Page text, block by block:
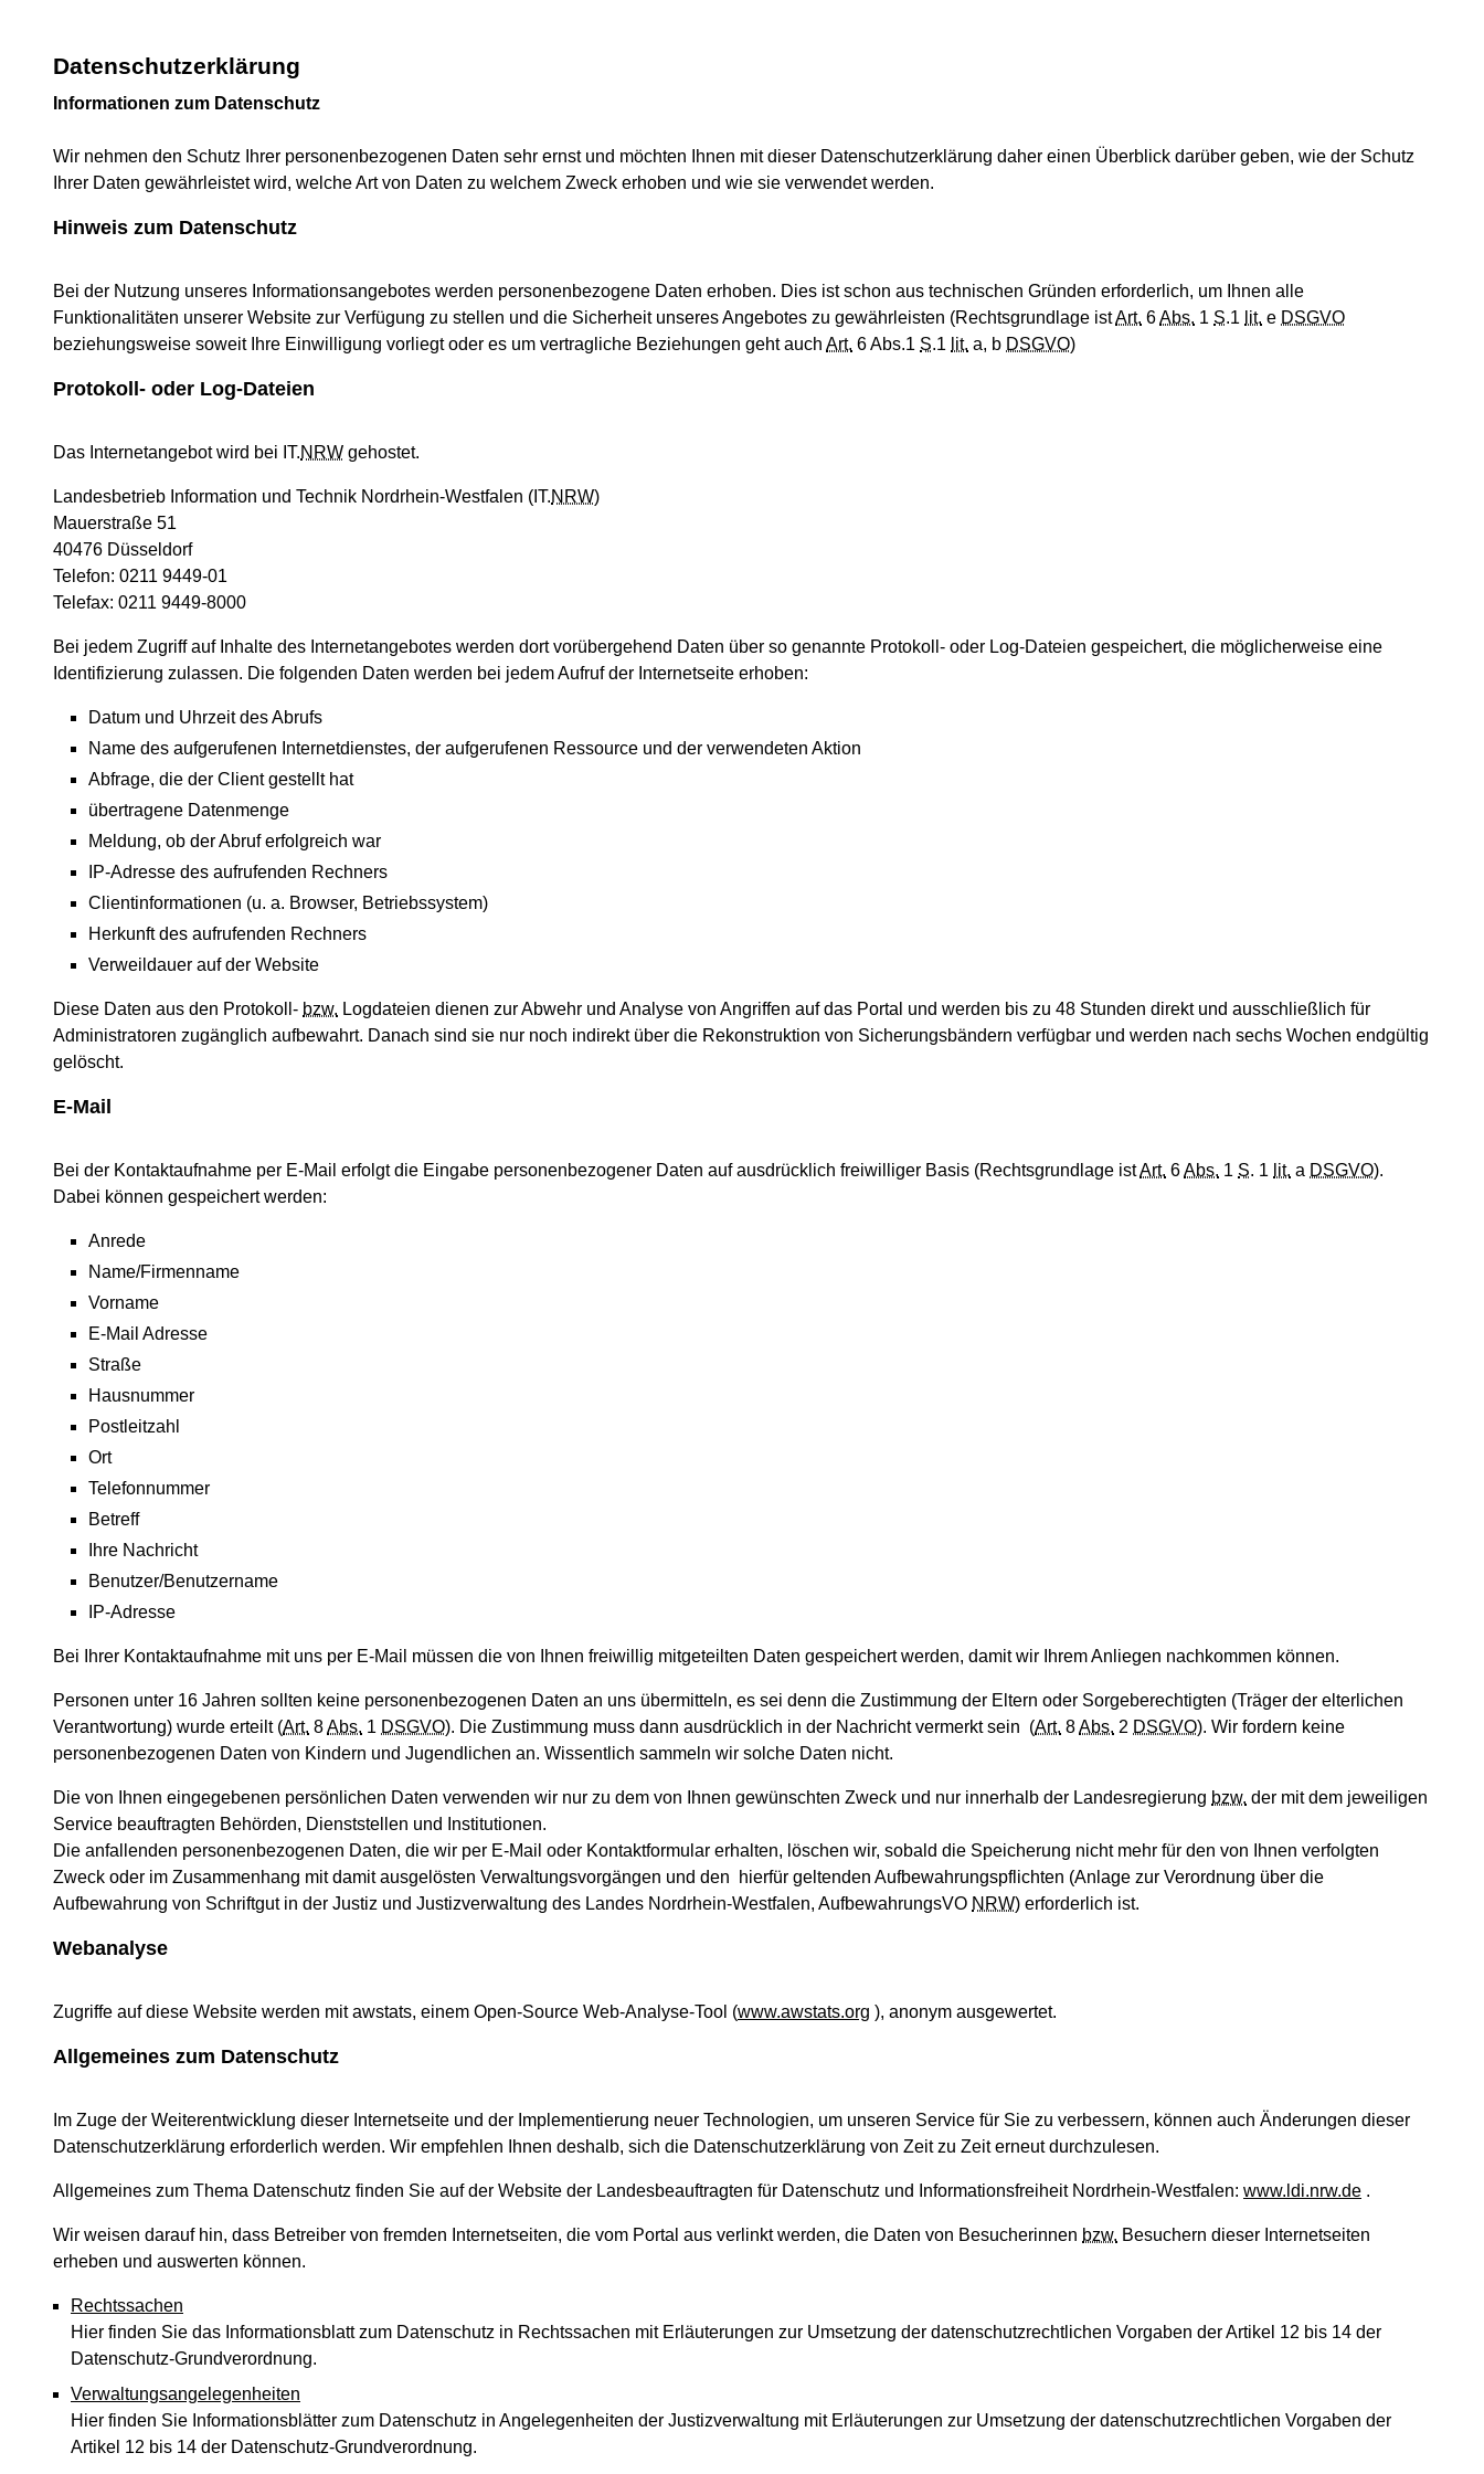
Datenschutzerklärung
Informationen zum Datenschutz
Wir nehmen den Schutz Ihrer personenbezogenen Daten sehr ernst und möchten Ihnen mit dieser Datenschutzerklärung daher einen Überblick darüber geben, wie der Schutz
Ihrer Daten gewährleistet wird, welche Art von Daten zu welchem Zweck erhoben und wie sie verwendet werden.
Hinweis zum Datenschutz
Bei der Nutzung unseres Informationsangebotes werden personenbezogene Daten erhoben. Dies ist schon aus technischen Gründen erforderlich, um Ihnen alle
Funktionalitäten unserer Website zur Verfügung zu stellen und die Sicherheit unseres Angebotes zu gewährleisten (Rechtsgrundlage istArt. 6Abs. 1 S.1 lit. e DSGVO
beziehungsweise soweit Ihre Einwilligung vorliegt oder es um vertragliche Beziehungen geht auch Art. 6 Abs.1 S.1 lit. a, b DSGVO)
Protokoll- oder Log-Dateien
Das Internetangebot wird bei IT.NRW gehostet.
Landesbetrieb Information und Technik Nordrhein-Westfalen (IT.NRW)
Mauerstraße 51
40476 Düsseldorf
Telefon: 0211 9449-01
Telefax: 0211 9449-8000
Bei jedem Zugriff auf Inhalte des Internetangebotes werden dort vorübergehend Daten über so genannte Protokoll- oder Log-Dateien gespeichert, die möglicherweise eine
Identifizierung zulassen. Die folgenden Daten werden bei jedem Aufruf der Internetseite erhoben:
Datum und Uhrzeit des Abrufs
Name des aufgerufenen Internetdienstes, der aufgerufenen Ressource und der verwendeten Aktion
Abfrage, die der Client gestellt hat
übertragene Datenmenge
Meldung, ob der Abruf erfolgreich war
IP-Adresse des aufrufenden Rechners
Clientinformationen (u. a. Browser, Betriebssystem)
Herkunft des aufrufenden Rechners
Verweildauer auf der Website
Diese Daten aus den Protokoll- bzw. Logdateien dienen zur Abwehr und Analyse von Angriffen auf das Portal und werden bis zu 48 Stunden direkt und ausschließlich für
Administratoren zugänglich aufbewahrt. Danach sind sie nur noch indirekt über die Rekonstruktion von Sicherungsbändern verfügbar und werden nach sechs Wochen endgültig
gelöscht.
E-Mail
Bei der Kontaktaufnahme per E-Mail erfolgt die Eingabe personenbezogener Daten auf ausdrücklich freiwilliger Basis (Rechtsgrundlage istArt. 6Abs. 1 S. 1 lit. a DSGVO).
Dabei können gespeichert werden:
Anrede
Name/Firmenname
Vorname
E-Mail Adresse
Straße
Hausnummer
Postleitzahl
Ort
Telefonnummer
Betreff
Ihre Nachricht
Benutzer/Benutzername
IP-Adresse
Bei Ihrer Kontaktaufnahme mit uns per E-Mail müssen die von Ihnen freiwillig mitgeteilten Daten gespeichert werden, damit wir Ihrem Anliegen nachkommen können.
Personen unter 16 Jahren sollten keine personenbezogenen Daten an uns übermitteln, es sei denn die Zustimmung der Eltern oder Sorgeberechtigten (Träger der elterlichen
Verantwortung) wurde erteilt (Art. 8Abs. 1 DSGVO). Die Zustimmung muss dann ausdrücklich in der Nachricht vermerkt sein (Art. 8Abs. 2 DSGVO). Wir fordern keine
personenbezogenen Daten von Kindern und Jugendlichen an. Wissentlich sammeln wir solche Daten nicht.
Die von Ihnen eingegebenen persönlichen Daten verwenden wir nur zu dem von Ihnen gewünschten Zweck und nur innerhalb der Landesregierung bzw. der mit dem jeweiligen
Service beauftragten Behörden, Dienststellen und Institutionen.
Die anfallenden personenbezogenen Daten, die wir per E-Mail oder Kontaktformular erhalten, löschen wir, sobald die Speicherung nicht mehr für den von Ihnen verfolgten
Zweck oder im Zusammenhang mit damit ausgelösten Verwaltungsvorgängen und den hierfür geltenden Aufbewahrungspflichten (Anlage zur Verordnung über die
Aufbewahrung von Schriftgut in der Justiz und Justizverwaltung des Landes Nordrhein-Westfalen, AufbewahrungsVO NRW) erforderlich ist.
Webanalyse
Zugriffe auf diese Website werden mit awstats, einem Open-Source Web-Analyse-Tool (www.awstats.org ), anonym ausgewertet.
Allgemeines zum Datenschutz
Im Zuge der Weiterentwicklung dieser Internetseite und der Implementierung neuer Technologien, um unseren Service für Sie zu verbessern, können auch Änderungen dieser
Datenschutzerklärung erforderlich werden. Wir empfehlen Ihnen deshalb, sich die Datenschutzerklärung von Zeit zu Zeit erneut durchzulesen.
Allgemeines zum Thema Datenschutz finden Sie auf der Website der Landesbeauftragten für Datenschutz und Informationsfreiheit Nordrhein-Westfalen: www.ldi.nrw.de .
Wir weisen darauf hin, dass Betreiber von fremden Internetseiten, die vom Portal aus verlinkt werden, die Daten von Besucherinnen bzw. Besuchern dieser Internetseiten
erheben und auswerten können.
Rechtssachen
Hier finden Sie das Informationsblatt zum Datenschutz in Rechtssachen mit Erläuterungen zur Umsetzung der datenschutzrechtlichen Vorgaben der Artikel 12 bis 14 der
Datenschutz-Grundverordnung.
Verwaltungsangelegenheiten
Hier finden Sie Informationsblätter zum Datenschutz in Angelegenheiten der Justizverwaltung mit Erläuterungen zur Umsetzung der datenschutzrechtlichen Vorgaben der
Artikel 12 bis 14 der Datenschutz-Grundverordnung.